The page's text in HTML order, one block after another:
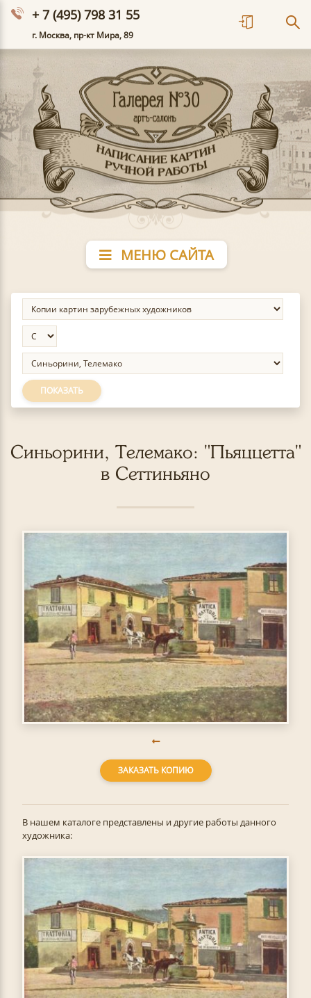
+ 7 (495) 798 31 55
г. Москва, пр-кт Мира, 89
МЕНЮ САЙТА
ПОКАЗАТЬ
Синьорини, Телемако: "Пьяццетта"
в Сеттиньяно
ЗАКАЗАТЬ КОПИЮ
В нашем каталоге представлены и другие работы данного
художника: